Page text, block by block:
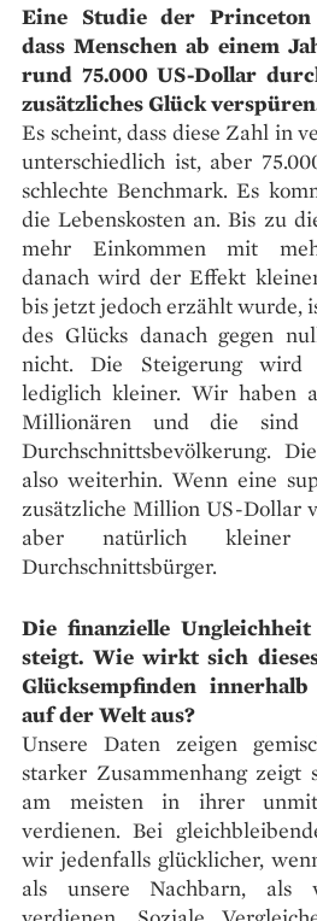
Eine Studie der
dass Menschen ab einem
rund 75.000 US-Dollar
zusätzliches Glück
Es scheint, dass diese Zahl in
unterschiedlich ist, aber
schlechte Benchmark. Es
die Lebenskosten an. Bis zu
mehr Einkommen mit
danach wird der Effekt
bis jetzt jedoch erzählt wurde,
des Glücks danach gegen
nicht. Die Steigerung wird
lediglich kleiner. Wir haben
Millionären und die sind
Durchschnittsbevölkerung.
also weiterhin. Wenn eine
zusätzliche Million US-Dollar
aber natürlich
Durchschnittsbürger.
Die finanzielle
steigt. Wie wirkt sich
Glücksempfinden
auf der Welt aus?
Unsere Daten zeigen
starker Zusammenhang zeigt
am meisten in ihrer
verdienen. Bei
wir jedenfalls glücklicher,
als unsere Nachbarn, als